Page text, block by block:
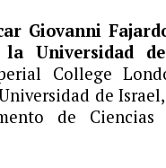
Giovanni
Universidad
College
de
de Ciencias